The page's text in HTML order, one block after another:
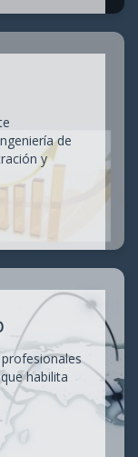
de
y
habilita